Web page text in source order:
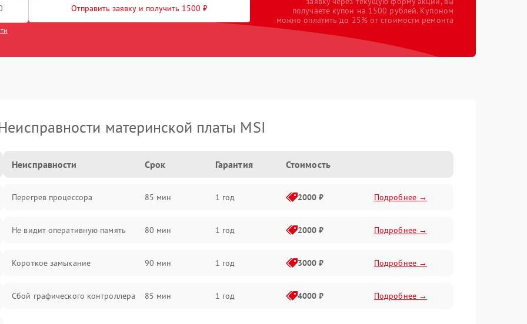
Отправить заявку и получить 1500 ₽
получаете купон на 1500 рублей. Купоном
можно оплатить до 25% от стоимости ремонта
материнской платы MSI
Неисправности Срок Гарантия Стоимость
Перегрев процессора 85 мин 1 год 2000 ₽ Подробнее →
Не видит оперативную память 80 мин 1 год 2000 ₽ Подробнее →
Короткое замыкание 90 мин 1 год 3000 ₽ Подробнее →
Сбой графического контроллера 85 мин 1 год 4000 ₽ Подробнее →